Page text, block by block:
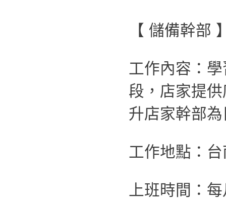
【 儲備幹部
工作內容：
段，店家提
升店家幹部
工作地點：
上班時間：